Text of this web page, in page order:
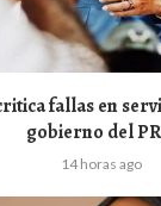
fallas en
gobierno del
14 horas ago